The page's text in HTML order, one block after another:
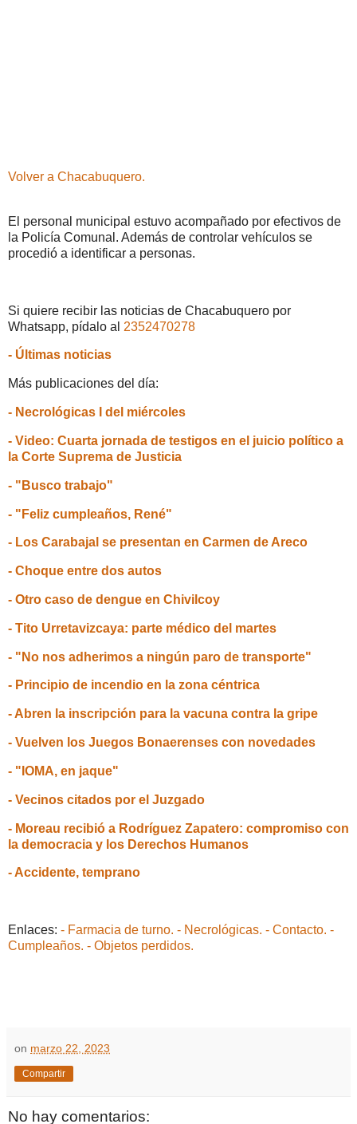
Volver a Chacabuquero.
El personal municipal estuvo acompañado por efectivos de
la Policía Comunal. Además de controlar vehículos se
procedió a identificar a personas.
Si quiere recibir las noticias de Chacabuquero por
Whatsapp, pídalo al 2352470278
- Últimas noticias
Más publicaciones del día:
- Necrológicas I del miércoles
- Video: Cuarta jornada de testigos en el juicio político a
la Corte Suprema de Justicia
- "Busco trabajo"
- "Feliz cumpleaños, René"
- Los Carabajal se presentan en Carmen de Areco
- Choque entre dos autos
- Otro caso de dengue en Chivilcoy
- Tito Urretavizcaya: parte médico del martes
- "No nos adherimos a ningún paro de transporte"
- Principio de incendio en la zona céntrica
- Abren la inscripción para la vacuna contra la gripe
- Vuelven los Juegos Bonaerenses con novedades
- "IOMA, en jaque"
- Vecinos citados por el Juzgado
- Moreau recibió a Rodríguez Zapatero: compromiso con
la democracia y los Derechos Humanos
- Accidente, temprano
Enlaces: - Farmacia de turno. - Necrológicas. - Contacto. -
Cumpleaños. - Objetos perdidos.
on marzo 22, 2023
Compartir
No hay comentarios: